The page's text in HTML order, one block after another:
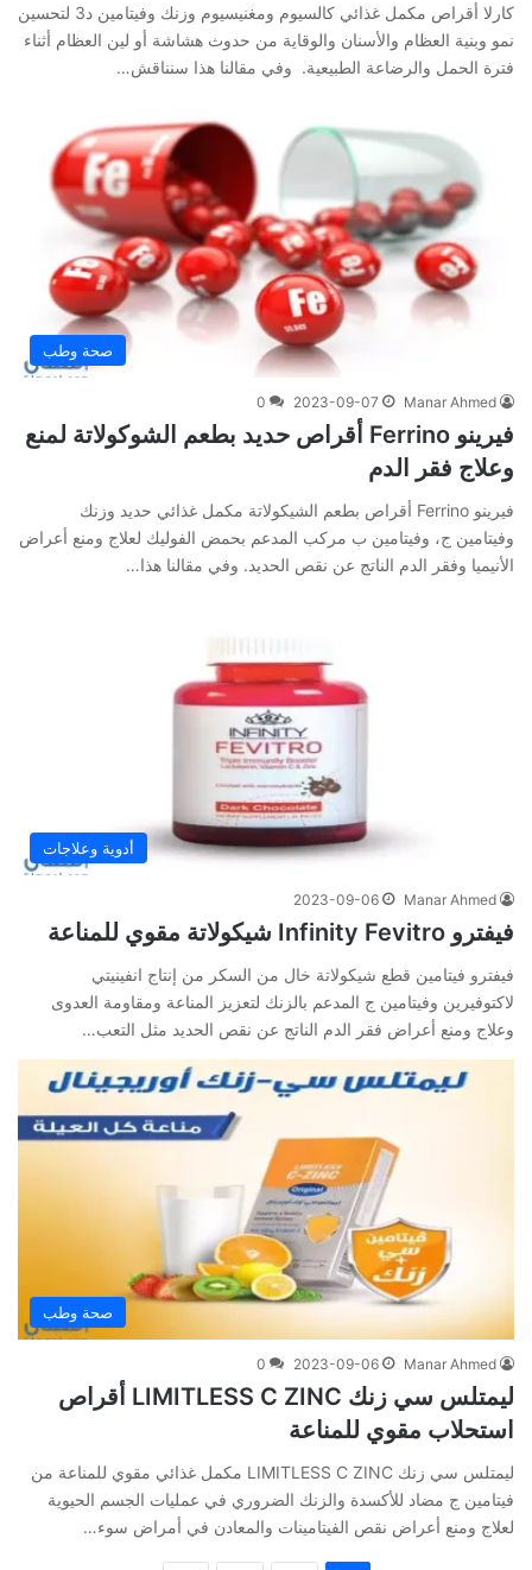
كارلا أقراص مكمل غذائي كالسيوم ومغنيسيوم وزنك وفيتامين د3 لتحسين
نمو وبنية العظام والأسنان والوقاية من حدوث هشاشة أو لين العظام أثناء
فترة الحمل والرضاعة الطبيعية. وفي‌ ‌مقالنا‌ ‌هذا‌ ‌سنناقش‌…
صحة وطب
Manar Ahmed
2023-09-07
0
فيرينو Ferrino أقراص حديد بطعم الشوكولاتة لمنع
وعلاج فقر الدم
فيرينو Ferrino أقراص بطعم الشيكولاتة مكمل غذائي حديد وزنك
وفيتامين ج، وفيتامين ب مركب المدعم بحمض الفوليك لعلاج ومنع أعراض
الأنيميا وفقر الدم الناتج عن نقص الحديد. وفي‌ ‌مقالنا‌ ‌هذا‌…
أدوية وعلاجات
Manar Ahmed
2023-09-06
فيفترو Infinity Fevitro شيكولاتة مقوي للمناعة
فيفترو فيتامين قطع شيكولاتة خال من السكر من إنتاج انفينيتي
لاكتوفيرين وفيتامين ج المدعم بالزنك لتعزيز المناعة ومقاومة العدوى
وعلاج ومنع أعراض فقر الدم الناتج عن نقص الحديد مثل التعب…
صحة وطب
Manar Ahmed
2023-09-06
0
ليمتلس سي زنك LIMITLESS C ZINC أقراص
استحلاب مقوي للمناعة
ليمتلس سي زنك LIMITLESS C ZINC مكمل غذائي مقوي للمناعة من
فيتامين ج مضاد للأكسدة والزنك الضروري في عمليات الجسم الحيوية
لعلاج ومنع أعراض نقص الفيتامينات والمعادن في أمراض سوء…